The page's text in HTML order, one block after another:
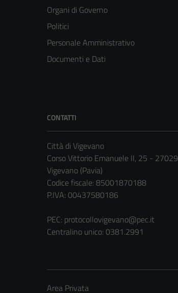
Organi di Governo
Politici
Personale Amministrativo
Documenti e Dati
CONTATTI
Città di Vigevano
Corso Vittorio Emanuele II, 25 - 27029
Vigevano (Pavia)
Codice fiscale: 85001870188
P.IVA: 00437580186
PEC: protocollovigevano@pec.it
Centralino unico: 0381.2991
Area Privata